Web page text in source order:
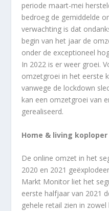
periode maart-mei
bedroeg de gemiddelde
verwachting is dat
begin van het jaar de
onder de exceptioneel
In 2022 is er weer groei.
omzetgroei in het eerste
vanwege de lockdown
kan een omzetgroei van
gerealiseerd.
Home & living
De online omzet in het
2020 en 2021
Markt Monitor liet het
eerste halfjaar van 2021
gehele retail zien in